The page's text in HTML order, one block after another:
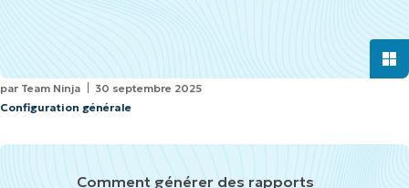
par Team Ninja
30 septembre 2025
Configuration générale
Comment générer des rapports